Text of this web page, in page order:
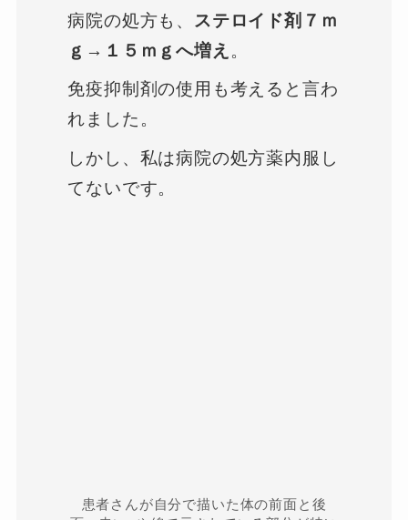
病院の処方も、 ステロイド剤７ｍ
ｇ→１５ｍｇへ増え 。
免疫抑制剤の使用も考えると言わ
れました。
しかし、私は病院の処方薬内服し
てないです。
患者さんが自分で描いた体の前面と後